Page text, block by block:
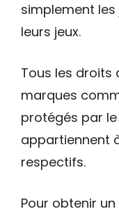
simplement
leurs jeux.
Tous les droits
marques
protégés par
appartiennent
respectifs.
Pour obtenir